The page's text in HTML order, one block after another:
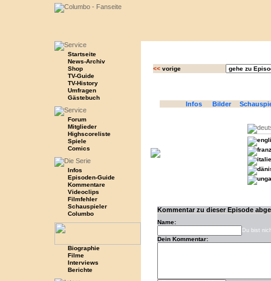
Startseite
News-Archiv
Shop
TV-Guide
TV-History
Umfragen
Gästebuch
Forum
Mitglieder
Highscoreliste
Spiele
Comics
Infos
Episoden-Guide
Kommentare
Videoclips
Filmfehler
Schauspieler
Columbo
Biographie
Filme
Interviews
Berichte
<<vorige
Infos Bilder
Kommentar zu dieser Episode
Name:
Du bist
Dein Kommentar: